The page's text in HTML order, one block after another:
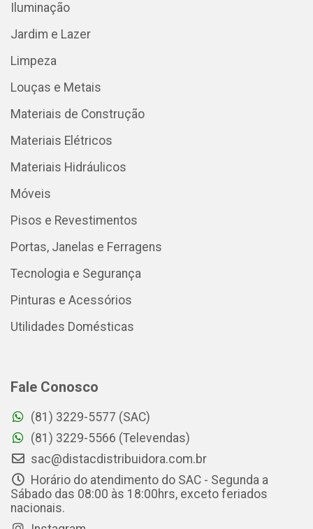
Iluminação
Jardim e Lazer
Limpeza
Louças e Metais
Materiais de Construção
Materiais Elétricos
Materiais Hidráulicos
Móveis
Pisos e Revestimentos
Portas, Janelas e Ferragens
Tecnologia e Segurança
Pinturas e Acessórios
Utilidades Domésticas
Fale Conosco
(81) 3229-5577 (SAC)
(81) 3229-5566 (Televendas)
sac@distacdistribuidora.com.br
Horário do atendimento do SAC - Segunda a
Sábado das 08:00 às 18:00hrs, exceto feriados
nacionais.